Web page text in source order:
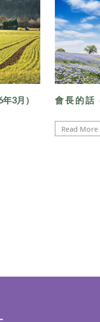
3月） 會 ⻑ 的 話
Read More